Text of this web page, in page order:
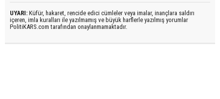
UYARI: Küfür, hakaret, rencide edici cümleler veya imalar, inançlara saldırı
içeren, imla kuralları ile yazılmamış ve büyük harflerle yazılmış yorumlar
PolitiKARS.com tarafından onaylanmamaktadır.